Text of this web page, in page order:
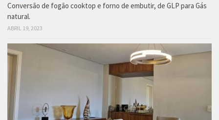
Conversão de fogão cooktop e forno de embutir, de GLP para Gás
natural.
ABRIL 19, 2023